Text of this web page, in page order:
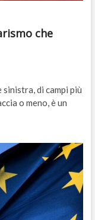
che
di campi più
o meno, è un